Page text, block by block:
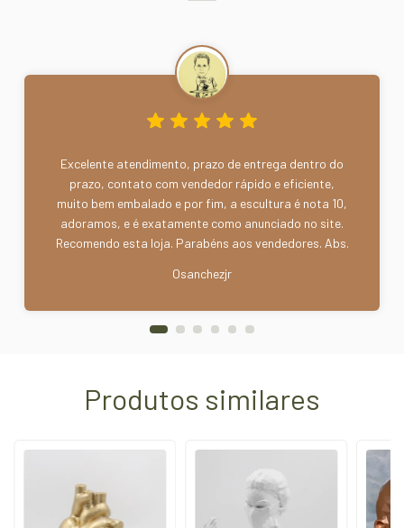
Excelente atendimento, prazo de entrega dentro do
prazo, contato com vendedor rápido e eficiente,
muito bem embalado e por fim, a escultura é nota 10,
adoramos, e é exatamente como anunciado no site.
Recomendo esta loja. Parabéns aos vendedores. Abs.
Osanchezjr
Produtos similares